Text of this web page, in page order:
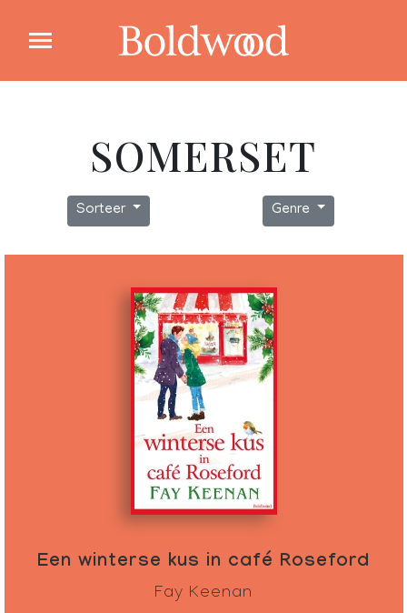
SOMERSET
Sorteer Genre
Een winterse kus in café Roseford
Fay Keenan